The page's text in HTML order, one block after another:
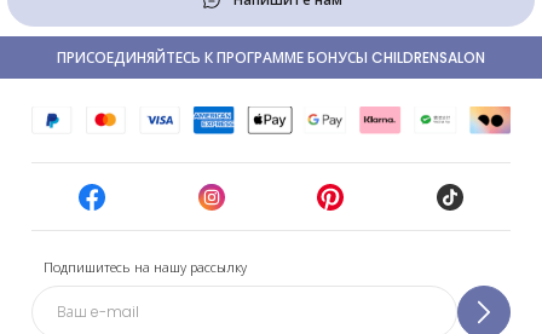
Подпишитесь на нашу рассылку
ПРИСОЕДИНЯЙТЕСЬ К ПРОГРАММЕ БОНУСЫ CHILDRENSALON